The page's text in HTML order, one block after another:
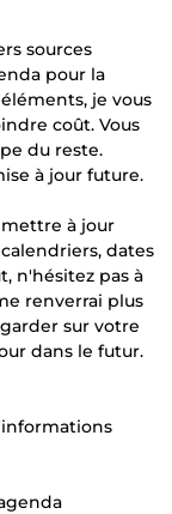
sources
pour la
je vous
coût. Vous
du reste.
à jour future.
mettre à jour
dates
n'hésitez pas à
renverrai plus
sur votre
dans le futur.